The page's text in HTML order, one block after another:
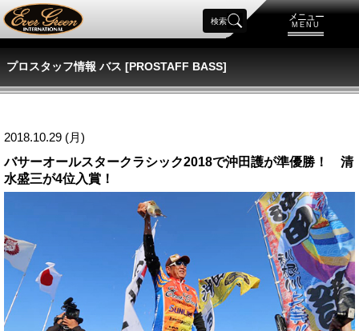
メニュー
MENU
検索
プロスタッフ情報 バス [PROSTAFF BASS]
2018.10.29 (月)
バサーオールスタークラシック2018で沖田護が準優勝！ 清
水盛三が4位入賞！